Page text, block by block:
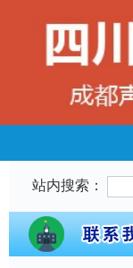
站内搜索：